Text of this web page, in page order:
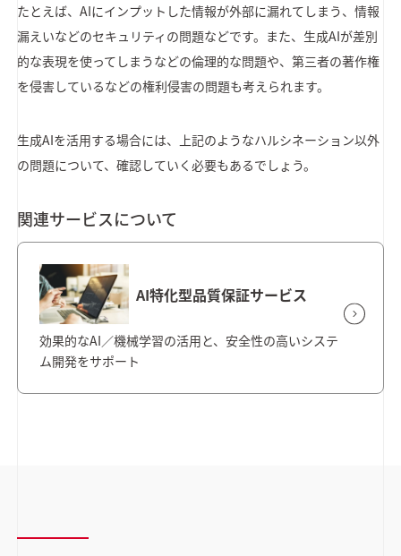
たとえば、AIにインプットした情報が外部に漏れてしまう、情報
漏えいなどのセキュリティの問題などです。また、生成AIが差別
的な表現を使ってしまうなどの倫理的な問題や、第三者の著作権
を侵害しているなどの権利侵害の問題も考えられます。
生成AIを活用する場合には、上記のようなハルシネーション以外
の問題について、確認していく必要もあるでしょう。
関連サービスについて
AI特化型品質保証サービス
効果的なAI／機械学習の活用と、安全性の高いシステ
ム開発をサポート